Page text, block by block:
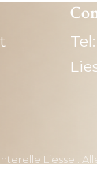
Liessel.